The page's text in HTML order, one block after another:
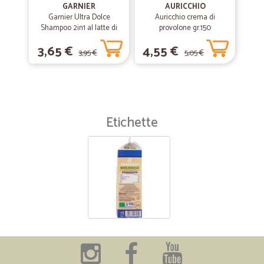
GARNIER
Garnier Ultra Dolce
Shampoo 2in1 al latte di
Vaniglia e polpa di Papaya
per capelli lunghi, 300 ml.
3,65 € 3,95 €
AURICCHIO
Auricchio crema di
provolone gr.150
4,55 € 5,05 €
Etichette